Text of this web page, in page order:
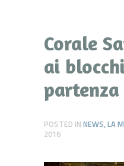
Corale
ai
partenza
POSTED IN NEWS,LA
2016